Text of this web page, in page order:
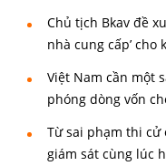
Chủ tịch Bkav đề
nhà cung cấp’
Việt Nam cần một
phóng dòng vốn
Từ sai phạm thi cử
giám sát cùng lúc